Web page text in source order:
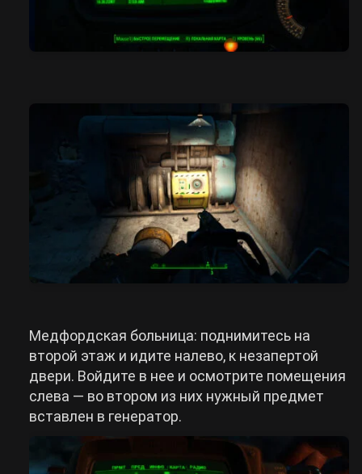
Медфордская больница: поднимитесь на
второй этаж и идите налево, к незапертой
двери. Войдите в нее и осмотрите помещения
слева — во втором из них нужный предмет
вставлен в генератор.